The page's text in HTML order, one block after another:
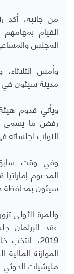
من جانبه،
القيام
المجلس
وأمس
مدينة سيئون
ويأتي قدوم
رفض ما يسمى
النواب لجلساته
وفي وقت
المدعوم
سيئون
وللمرة الأولى
عقد البرلمان
2019،
الموازنة
مليشيات الحوثي عام